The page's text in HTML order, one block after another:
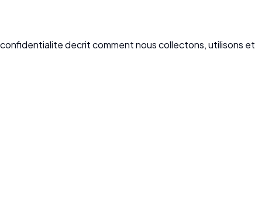
decrit comment nous collectons, utilisons et